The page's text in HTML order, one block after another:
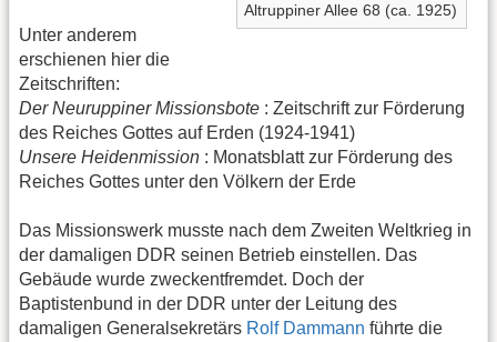
Altruppiner Allee 68 (ca. 1925)
Unter anderem
erschienen hier die
Zeitschriften:
Der Neuruppiner Missionsbote : Zeitschrift zur Förderung
des Reiches Gottes auf Erden (1924-1941)
Unsere Heidenmission : Monatsblatt zur Förderung des
Reiches Gottes unter den Völkern der Erde
Das Missionswerk musste nach dem Zweiten Weltkrieg in
der damaligen DDR seinen Betrieb einstellen. Das
Gebäude wurde zweckentfremdet. Doch der
Baptistenbund in der DDR unter der Leitung des
damaligen Generalsekretärs Rolf Dammann führte die